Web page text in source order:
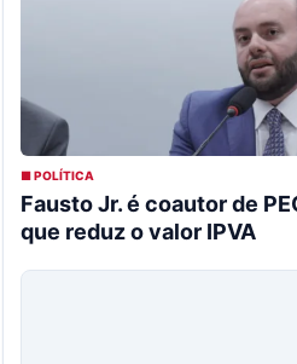
■ POLÍTICA
Fausto Jr. é coautor de
que reduz o valor IPVA